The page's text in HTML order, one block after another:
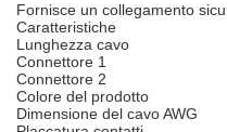
Fornisce un collegamento
Caratteristiche
Lunghezza cavo
Connettore 1
Connettore 2
Colore del prodotto
Dimensione del cavo AWG